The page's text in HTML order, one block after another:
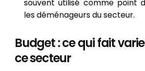
souvent utilisé comme point
les déménageurs du secteur.
Budget : ce qui fait
ce secteur